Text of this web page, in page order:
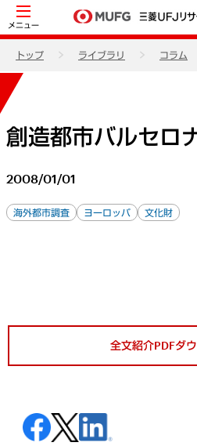
メニュー
トップ ライブラリ コラム
創造都市バルセロ
2008/01/01
海外都市調査 ヨーロッパ 文化財
全文紹介PDFダ